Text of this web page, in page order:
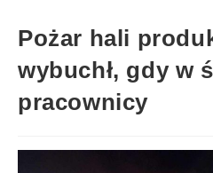
Pożar hali
wybuchł, gdy w
pracownicy